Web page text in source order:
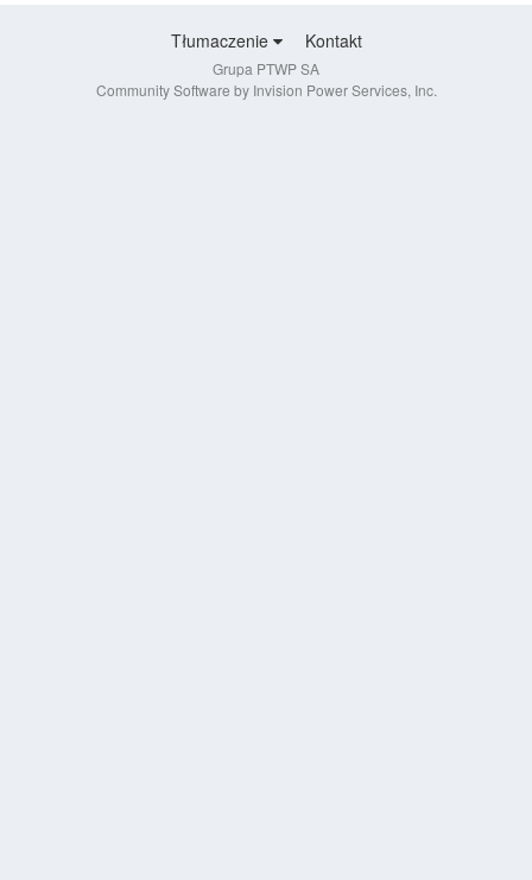
Tłumaczenie Kontakt
Grupa PTWP SA
Community Software by Invision Power Services, Inc.